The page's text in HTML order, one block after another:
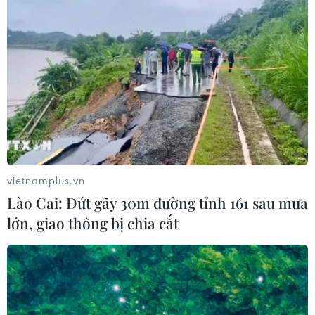
Thành lập Hội đồng cấp Nhà nước
xét tặng các giải thưởng khoa học và
công nghệ
06/08/2026 14:19
Đến năm 2030, Việt Nam làm chủ ít
nhất 4 công nghệ chiến lược
06/08/2026 12:58
Trung Quốc vận hành giàn phát điện
gió nổi đầu tiên chịu được bão cấp 17
06/08/2026 11:20
vietnamplus.vn
Lào Cai: Đứt gãy 30m đường tỉnh 161 sau mưa
lớn, giao thông bị chia cắt